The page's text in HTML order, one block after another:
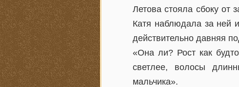
Летова стояла сбоку от
Катя наблюдала за ней
действительно давняя
«Она ли? Рост как
светлее, волосы
мальчика».